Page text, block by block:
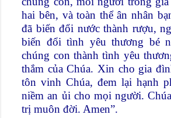
hai bên, và toàn thể ân nhân
đã biến đổi nước thành rượu,
biến đổi tình yêu thương bé
chúng con thành tình yêu
thắm của Chúa. Xin cho gia
tôn vinh Chúa, đem lại hạnh
niềm an ủi cho mọi người.
trị muôn đời. Amen”.